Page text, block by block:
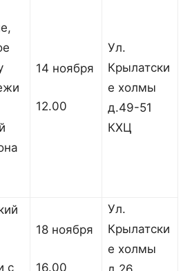
14 ноября
12.00
Ул.
Крылатски
е холмы
д.49-51
КХЦ
с
18 ноября
16.00
Ул.
Крылатски
е холмы